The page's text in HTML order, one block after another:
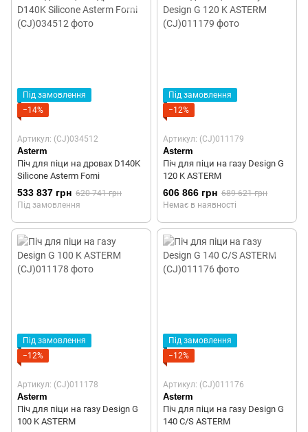
Під замовлення
−14%
Артикул: (CJ)034512
Asterm
Піч для піци на дровах D140K
Silicone Asterm Forni
533 837 грн 620 741 грн
Під замовлення
Під замовлення
−12%
Артикул: (CJ)011179
Asterm
Піч для піци на газу Design G
120 K ASTERM
606 866 грн 689 621 грн
Немає в наявності
Під замовлення
−12%
Артикул: (CJ)011178
Asterm
Піч для піци на газу Design G
100 K ASTERM
Під замовлення
−12%
Артикул: (CJ)011176
Asterm
Піч для піци на газу Design G
140 C/S ASTERM